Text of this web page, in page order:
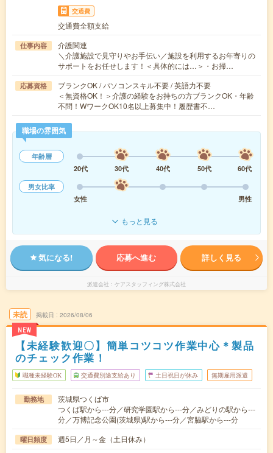
交通費
交通費全額支給
仕事内容
介護関連
＼介護施設で見守りやお手伝い／施設を利用するお年寄りの
サポートをお任せします！＜具体的には…＞・お掃…
応募資格
ブランクOK / パソコンスキル不要 / 英語力不要
＜無資格OK！＞介護の経験をお持ちの方ブランクOK・年齢
不問！WワークOK10名以上募集中！履歴書不…
職場の雰囲気
年齢層
20代
30代 40代 50代
60代
男女比率
女性
男性
もっと見る
気になる! 応募へ進む 詳しく見る
派遣会社 ケアスタッフィング株式会社
未読
NEW
掲載日 2026/08/06
【未経験歓迎〇】簡単コツコツ作業中心＊製品
のチェック作業！
職種未経験OK 交通費別途支給あり 土日祝日が休み 無期雇用派遣
勤務地
茨城県つくば市
つくば駅から---分／研究学園駅から---分／みどりの駅から---
分／万博記念公園(茨城県)駅から---分／宮脇駅から---分
曜日頻度 週5日／月～金（土日休み）